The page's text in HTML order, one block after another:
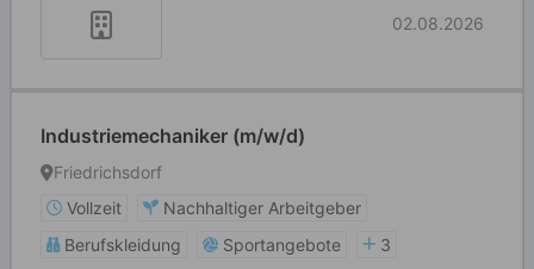
02.08.2026
Industriemechaniker (m/w/d)
Friedrichsdorf
Vollzeit
Nachhaltiger Arbeitgeber
Berufskleidung
Sportangebote
3